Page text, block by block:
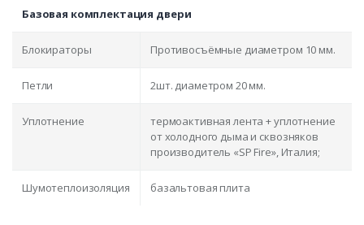
Базовая комплектация двери
Блокираторы Противосъёмные диаметром 10 мм.
Петли 2шт. диаметром 20 мм.
Уплотнение
термоактивная лента + уплотнение
от холодного дыма и сквозняков
производитель «SP Fire», Италия;
Шумотеплоизоляция базальтовая плита